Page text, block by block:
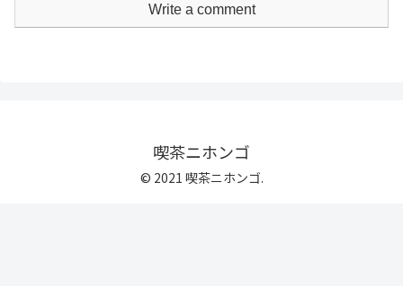
Write a comment
喫茶ニホンゴ
© 2021 喫茶ニホンゴ.